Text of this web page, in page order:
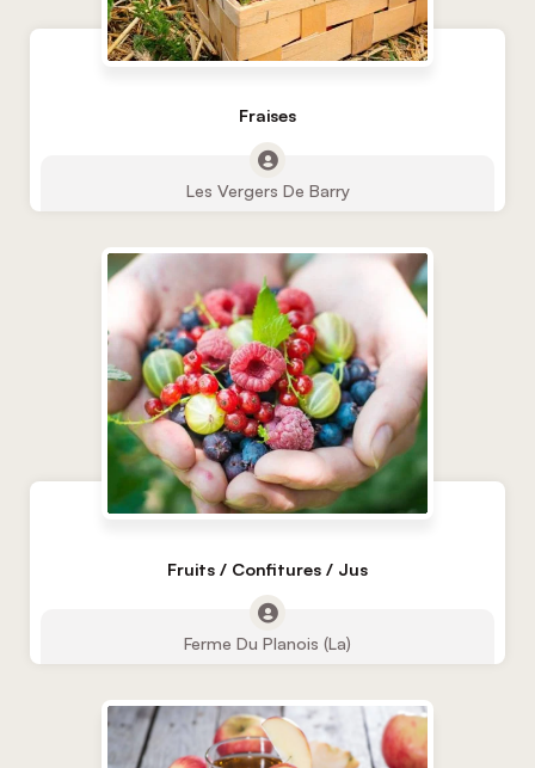
Fraises
Les Vergers De Barry
Fruits / Confitures / Jus
Ferme Du Planois (La)